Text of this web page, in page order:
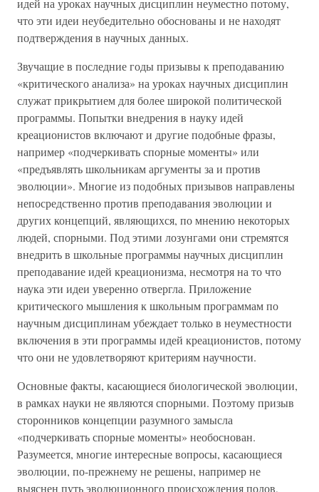
идей на уроках научных дисциплин неуместно потому,
что эти идеи неубедительно обоснованы и не находят
подтверждения в научных данных.
Звучащие в последние годы призывы к преподаванию
«критического анализа» на уроках научных дисциплин
служат прикрытием для более широкой политической
программы. Попытки внедрения в науку идей
креационистов включают и другие подобные фразы,
например «подчеркивать спорные моменты» или
«предъявлять школьникам аргументы за и против
эволюции». Многие из подобных призывов направлены
непосредственно против преподавания эволюции и
других концепций, являющихся, по мнению некоторых
людей, спорными. Под этими лозунгами они стремятся
внедрить в школьные программы научных дисциплин
преподавание идей креационизма, несмотря на то что
наука эти идеи уверенно отвергла. Приложение
критического мышления к школьным программам по
научным дисциплинам убеждает только в неуместности
включения в эти программы идей креационистов, потому
что они не удовлетворяют критериям научности.
Основные факты, касающиеся биологической эволюции,
в рамках науки не являются спорными. Поэтому призыв
сторонников концепции разумного замысла
«подчеркивать спорные моменты» необоснован.
Разумеется, многие интересные вопросы, касающиеся
эволюции, по-прежнему не решены, например не
выяснен путь эволюционного происхождения полов,